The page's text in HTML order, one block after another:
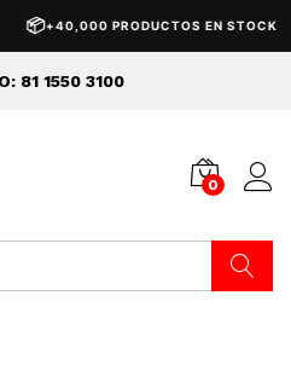
📦+40,000 PRODUCTOS EN STOCK
81 1550 3100
0